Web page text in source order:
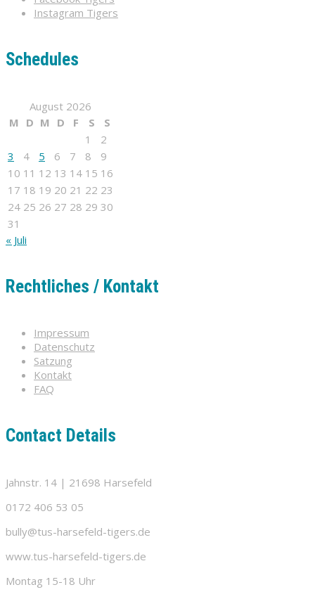
Instagram Tigers
Schedules
August 2026
M D M D F S
S
1
2
3
4 5 6 7 8
9
10 11 12 13 14 15 16
17 18 19 20 21 22 23
24 25 26 27 28 29 30
31
« Juli
Rechtliches / Kontakt
Impressum
Datenschutz
Satzung
Kontakt
FAQ
Contact Details
Jahnstr. 14 | 21698 Harsefeld
0172 406 53 05
bully@tus-harsefeld-tigers.de
www.tus-harsefeld-tigers.de
Montag 15-18 Uhr